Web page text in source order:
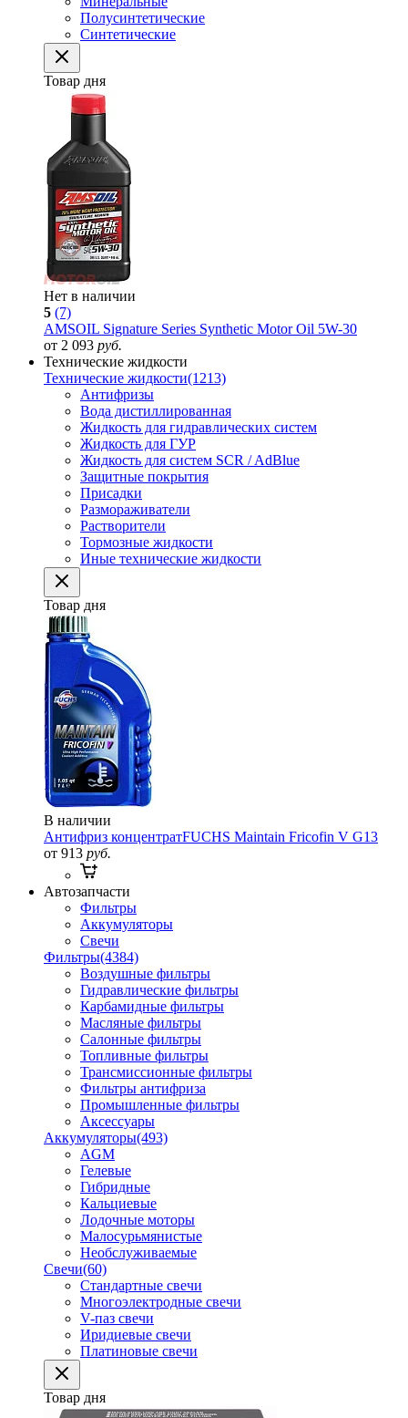
Полусинтетические
Синтетические
Товар дня
Нет в наличии
5 (7)
AMSOIL Signature Series Synthetic Motor Oil 5W-30
от 2 093 руб.
Технические жидкости
Технические жидкости(1213)
Антифризы
Вода дистиллированная
Жидкость для гидравлических систем
Жидкость для ГУР
Жидкость для систем SCR / AdBlue
Защитные покрытия
Присадки
Размораживатели
Растворители
Тормозные жидкости
Иные технические жидкости
Товар дня
В наличии
Антифриз концентратFUCHS Maintain Fricofin V G13
от 913 руб.
Автозапчасти
Фильтры
Аккумуляторы
Свечи
Фильтры(4384)
Воздушные фильтры
Гидравлические фильтры
Карбамидные фильтры
Масляные фильтры
Салонные фильтры
Топливные фильтры
Трансмиссионные фильтры
Фильтры антифриза
Промышленные фильтры
Аксессуары
Аккумуляторы(493)
AGM
Гелевые
Гибридные
Кальциевые
Лодочные моторы
Малосурьмянистые
Необслуживаемые
Свечи(60)
Стандартные свечи
Многоэлектродные свечи
V-паз свечи
Иридиевые свечи
Платиновые свечи
Товар дня